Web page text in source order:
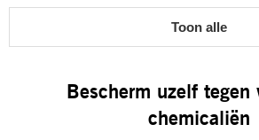
Toon alle
Bescherm uzelf tegen
chemicaliën